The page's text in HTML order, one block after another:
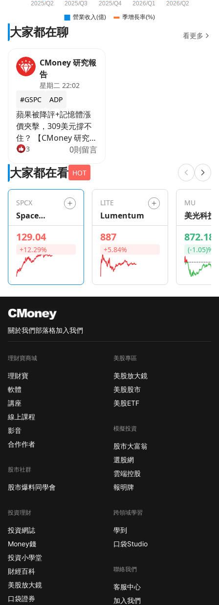
大家都在聊 看更多
CMoney 研究報
告
星期二 22:02
#GSPC
ADP
蘋果被降評+記憶體漲
價夾擊，309美元撐不
住？ 【CMoney 研究
員】
https://image.cmoney.tw/attachment/blog/
39a4-4787-aed0-
果上週四財報雖然超越
預期，股價卻在隔日重
挫近10%。Phillip
Capital週一將蘋果評級
下調至「減碼」，目標
價290美元，理由是記
憶體漲價將持續侵蝕毛
利率。問題是：需求還
巨頭壟斷，蘋果議價空
間幾乎為零】
DRAM（動態隨機存取
核心零件）市場由三家
供應商主導，蘋果幾乎
沒有轉單的空間。分析
師Helena Wang指出，
蘋果原本靠低成本庫
存、產品組合調整和非
記憶體零件降價來緩衝
壓力，但管理層已預告
年第四季之後逐步消
價，iPhone漲價只是時
族群，現在是跟漲還是
先跑】 記憶體報價走
強，台股利空和利多同
時出現。南亞科、華邦
電直接受惠於DRAM價
格上行；但若漲價導致
蘋果拉貨量保守，組裝
與零組件廠商的出貨動
3 0則留言
大家都在看 HOT
SPCX
Space
Exploration
Technologie
s
129.04
+12.29%
LITE
Lumentum
887
+5.84%
MU
美光科技
872.18
(-1.05)%
關於我們部落格加入我們
理財寶商城
理財寶
軟體
講座
線上課程
影音
合作作者
股市社群
股市爆料同學會
投資理財
投資網誌
Money錢
投資小學堂
財經百科
美股放大鏡
口袋證券
美股專區
美股放大鏡
美股股市
美股ETF
模擬投資
股市大富翁
選股網
雲端控股
報明牌
跨領域學習
學到
口袋Studio
聯絡我們
客服中心
加入我們